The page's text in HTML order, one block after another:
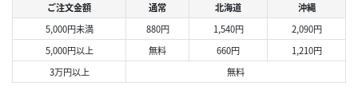
ご注文金額 通常 北海道
沖縄
5,000円未満
880円 1,540円
2,090円
5,000円以上
無料 660円
1,210円
3万円以上
無料